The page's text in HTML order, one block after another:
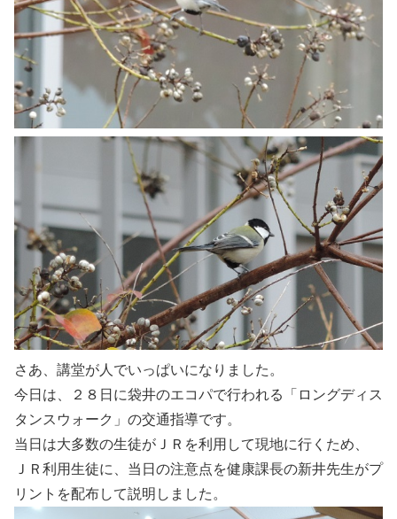
さあ、講堂が人でいっぱいになりました。
今日は、２８日に袋井のエコパで行われる「ロングディス
タンスウォーク」の交通指導です。
当日は大多数の生徒がＪＲを利用して現地に行くため、
ＪＲ利用生徒に、当日の注意点を健康課長の新井先生がプ
リントを配布して説明しました。